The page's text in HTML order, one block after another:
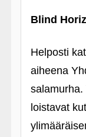
Blind
Helposti
aiheena
salamurha.
loistavat